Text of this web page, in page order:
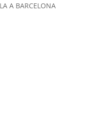
A BARCELONA